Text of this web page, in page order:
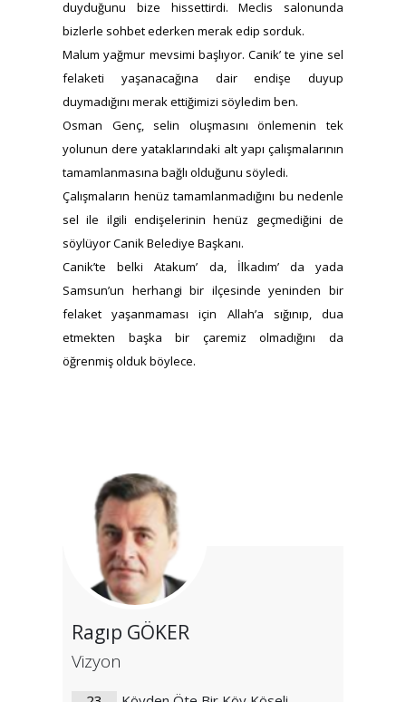
duyduğunu bize hissettirdi. Meclis salonunda
bizlerle sohbet ederken merak edip sorduk.
Malum yağmur mevsimi başlıyor. Canik’ te yine sel
felaketi yaşanacağına dair endişe duyup
duymadığını merak ettiğimizi söyledim ben.
Osman Genç, selin oluşmasını önlemenin tek
yolunun dere yataklarındaki alt yapı çalışmalarının
tamamlanmasına bağlı olduğunu söyledi.
Çalışmaların henüz tamamlanmadığını bu nedenle
sel ile ilgili endişelerinin henüz geçmediğini de
söylüyor Canik Belediye Başkanı.
Canik’te belki Atakum’ da, İlkadım’ da yada
Samsun’un herhangi bir ilçesinde yeninden bir
felaket yaşanmaması için Allah’a sığınıp, dua
etmekten başka bir çaremiz olmadığını da
öğrenmiş olduk böylece.
Ragıp GÖKER
Vizyon